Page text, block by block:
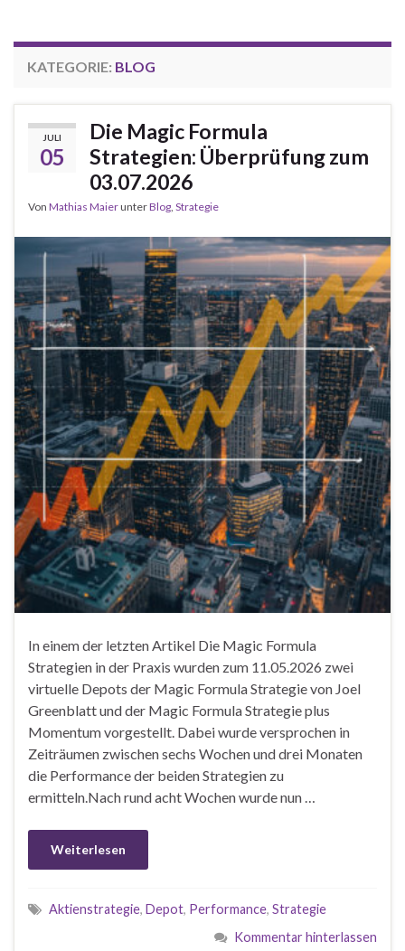
KATEGORIE: BLOG
JULI
05
Die Magic Formula
Strategien: Überprüfung zum
03.07.2026
Von Mathias MaierunterBlog, Strategie
In einem der letzten Artikel Die Magic Formula
Strategien in der Praxis wurden zum 11.05.2026 zwei
virtuelle Depots der Magic Formula Strategie von Joel
Greenblatt und der Magic Formula Strategie plus
Momentum vorgestellt. Dabei wurde versprochen in
Zeiträumen zwischen sechs Wochen und drei Monaten
die Performance der beiden Strategien zu
ermitteln.Nach rund acht Wochen wurde nun …
Weiterlesen
Aktienstrategie, Depot, Performance, Strategie
Kommentar hinterlassen